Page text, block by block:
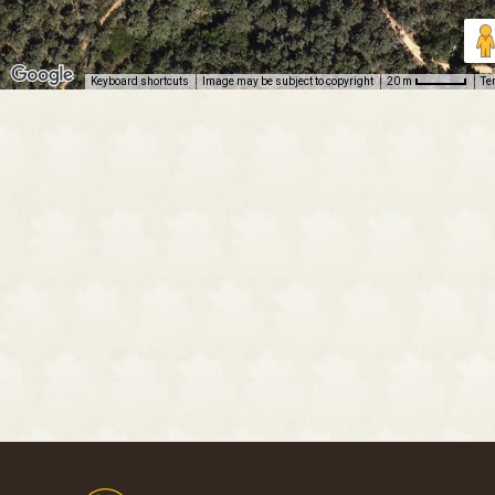
Keyboard shortcuts Image may be subject to copyright 20 m